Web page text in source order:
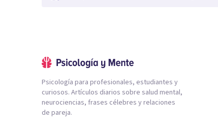
Psicología para profesionales, estudiantes y
curiosos. Artículos diarios sobre salud mental,
neurociencias, frases célebres y relaciones
de pareja.